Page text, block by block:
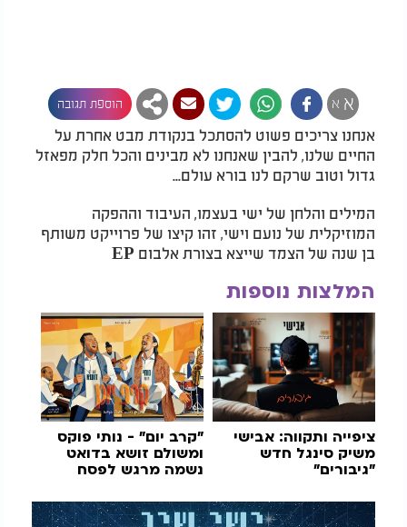
א א הוספת תגובה
אנחנו צריכים פשוט להסתכל בנקודת מבט אחרת על
החיים שלנו, להבין שאנחנו לא מבינים והכל חלק מפאזל
גדול וטוב שרקם לנו בורא עולם...
המילים והלחן של ישי בעצמו, העיבוד וההפקה
המוזיקלית של נועם וישי, זהו קיצו של פרוייקט משותף
בן שנה של הצמד שייצא בצורת אלבום EP
המלצות נוספות
ציפייה ותקווה: אבישי
משיק סינגל חדש
"גיבורים"
"קרב יום" - נותי פוקס
ומשולם זושא בדואט
נשמה מרגש לפסח